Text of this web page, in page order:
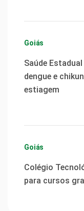
Goiás
Saúde
dengue e
estiagem
Goiás
Colégio
para cursos